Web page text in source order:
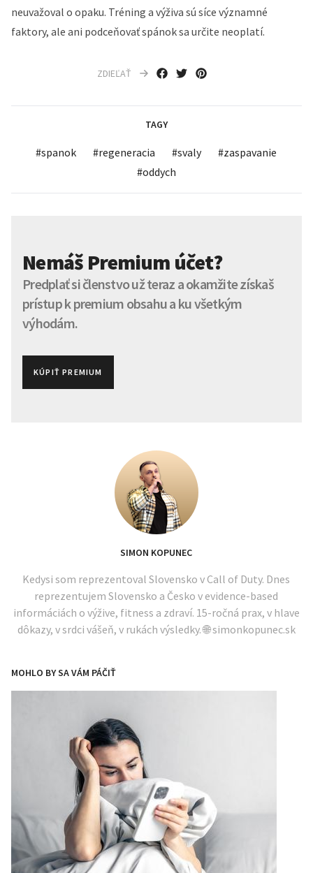
neuvažoval o opaku. Tréning a výživa sú síce významné
faktory, ale ani podceňovať spánok sa určite neoplatí.
ZDIEĽAŤ
TAGY
#spanok #regeneracia #svaly #zaspavanie
#oddych
Nemáš Premium účet?
Predplať si členstvo už teraz a okamžite získaš
prístup k premium obsahu a ku všetkým
výhodám.
KÚPIŤ PREMIUM
SIMON KOPUNEC
Kedysi som reprezentoval Slovensko v Call of Duty. Dnes
reprezentujem Slovensko a Česko v evidence-based
informáciách o výžive, fitness a zdraví. 15-ročná prax, v hlave
dôkazy, v srdci vášeň, v rukách výsledky. 🌐 simonkopunec.sk
MOHLO BY SA VÁM PÁČIŤ